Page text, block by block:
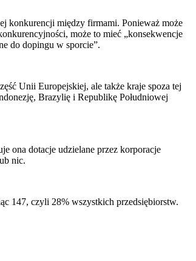
konkurencji między firmami. Ponieważ może
może to mieć „konsekwencje
do dopingu w sporcie”.
Unii Europejskiej, ale także kraje spoza tej
Brazylię i Republikę Południowej
ona dotacje udzielane przez korporacje
nic.
147, czyli 28% wszystkich przedsiębiorstw.